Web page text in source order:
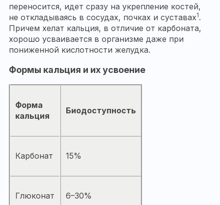
переносится, идет сразу на укрепление костей,
не откладываясь в сосудах, почках и суставах1.
Причем хелат кальция, в отличие от карбоната,
хорошо усваивается в организме даже при
пониженной кислотности желудка.
Формы кальция и их усвоение
Форма
кальция
Биодоступность
Карбонат 15%
Глюконат 6–30%